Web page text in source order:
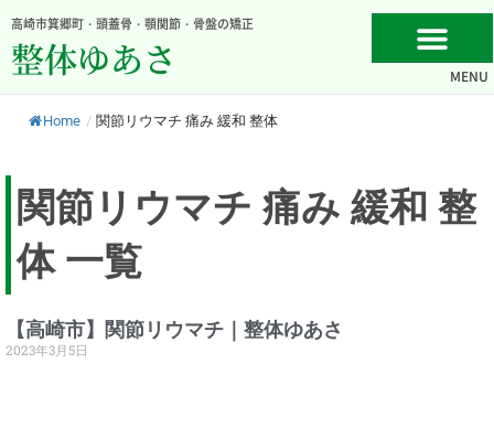
容
を
高崎市箕郷町・頭蓋骨・顎関節・骨盤の矯正
整体ゆあさ MENU
Home / 関節リウマチ 痛み 緩和 整体
関節リウマチ 痛み 緩和 整
体 一覧
【高崎市】関節リウマチ｜整体ゆあさ
2023年3月5日